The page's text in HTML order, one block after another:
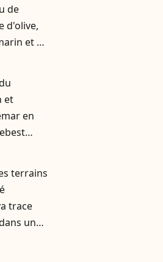
de
d'olive,
et un
et
en
terrains
trace
un